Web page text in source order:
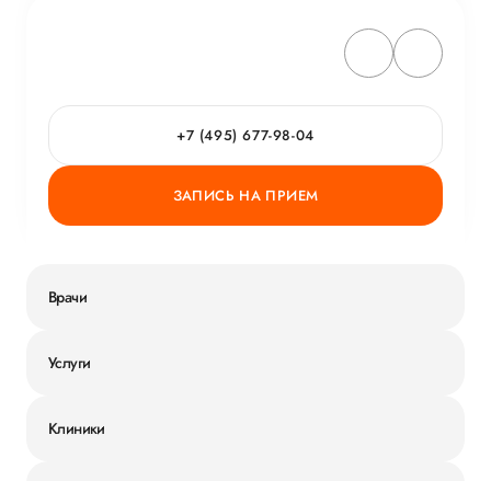
+7 (495) 677-98-04
ЗАПИСЬ НА ПРИЕМ
Врачи
Услуги
Клиники